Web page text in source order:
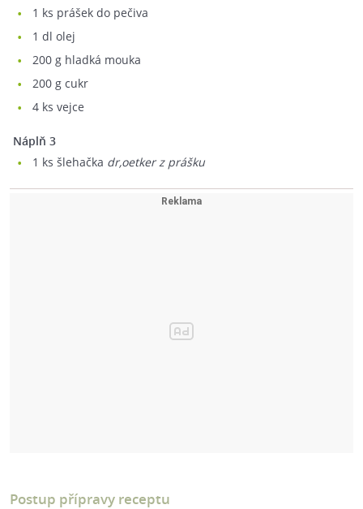
1 ks prášek do pečiva
1 dl olej
200 g hladká mouka
200 g cukr
4 ks vejce
náplň 3
1 ks šlehačka dr,oetker z prášku
Postup přípravy receptu